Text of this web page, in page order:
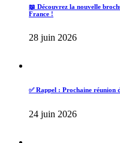
📖 Découvrez la nouvelle
France !
28 juin 2026
✅ Rappel : Prochaine réunion
24 juin 2026